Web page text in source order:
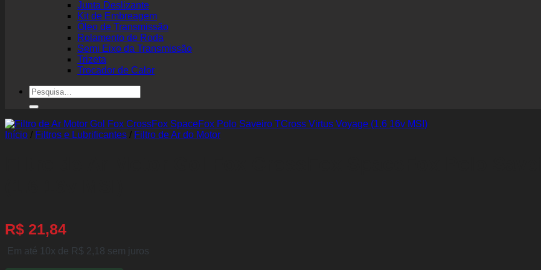
Junta Deslizante
Kit de Embreagem
Óleo de Transmissão
Rolamento de Roda
Semi Eixo da Transmissão
Trizeta
Trocador de Calor
Pesquisar
por:
Início / Filtros e Lubrificantes / Filtro de Ar do Motor
R$ 21,84
Em até 10x de R$ 2,18 sem juros